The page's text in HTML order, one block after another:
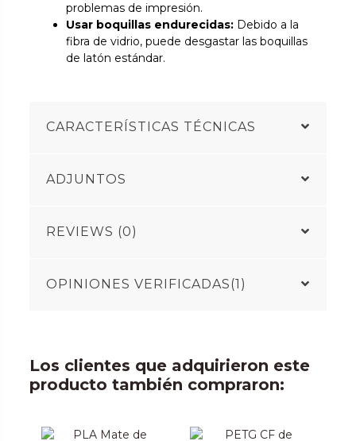
problemas de impresión.
Usar boquillas endurecidas: Debido a la
fibra de vidrio, puede desgastar las boquillas
de latón estándar.
CARACTERÍSTICAS TÉCNICAS
ADJUNTOS
REVIEWS (0)
OPINIONES VERIFICADAS(1)
Los clientes que adquirieron este
producto también compraron: